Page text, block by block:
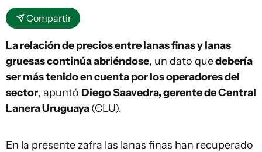
Compartir
La relación de precios entre lanas finas y lanas
gruesas continúa abriéndose, un dato quedebería
ser más tenido en cuenta por los operadores del
sector, apuntó Diego Saavedra, gerente de Central
Lanera Uruguaya(CLU).
En la presente zafra las lanas finas han recuperado